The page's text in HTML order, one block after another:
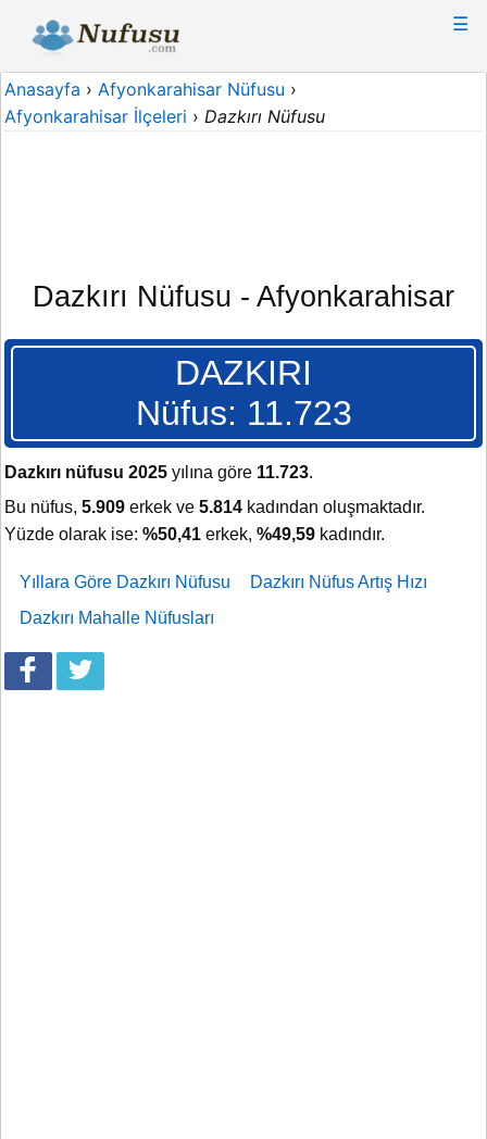
☰
Anasayfa › Afyonkarahisar Nüfusu ›
Afyonkarahisar İlçeleri › Dazkırı Nüfusu
Dazkırı Nüfusu - Afyonkarahisar
DAZKIRI
Nüfus: 11.723
Dazkırı nüfusu 2025 yılına göre 11.723.
Bu nüfus, 5.909 erkek ve 5.814 kadından oluşmaktadır.
Yüzde olarak ise: %50,41 erkek, %49,59 kadındır.
Yıllara Göre Dazkırı Nüfusu
Dazkırı Nüfus Artış Hızı
Dazkırı Mahalle Nüfusları